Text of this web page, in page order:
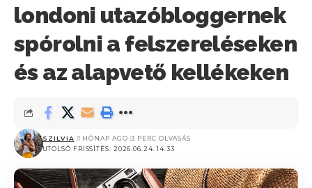
londoni utazóbloggernek
spórolni a felszereléseken
és az alapvető kellékeken
UTOLSÓ FRISSÍTÉS: 2026.06.24. 14:33
SZILVIA 1 HÓNAP AGO 3 PERC OLVASÁS